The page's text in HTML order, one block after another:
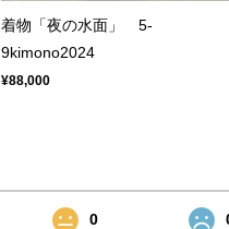
着物「夜の水面」 5-
9kimono2024
¥88,000
0